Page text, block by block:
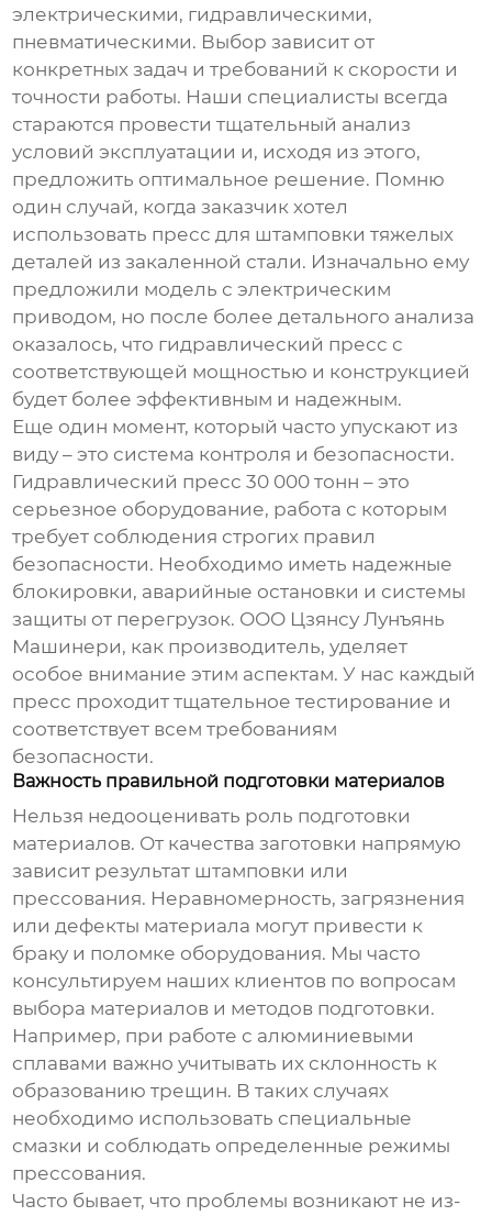
электрическими, гидравлическими,
пневматическими. Выбор зависит от
конкретных задач и требований к скорости и
точности работы. Наши специалисты всегда
стараются провести тщательный анализ
условий эксплуатации и, исходя из этого,
предложить оптимальное решение. Помню
один случай, когда заказчик хотел
использовать пресс для штамповки тяжелых
деталей из закаленной стали. Изначально ему
предложили модель с электрическим
приводом, но после более детального анализа
оказалось, что гидравлический пресс с
соответствующей мощностью и конструкцией
будет более эффективным и надежным.
Еще один момент, который часто упускают из
виду – это система контроля и безопасности.
Гидравлический пресс 30 000 тонн – это
серьезное оборудование, работа с которым
требует соблюдения строгих правил
безопасности. Необходимо иметь надежные
блокировки, аварийные остановки и системы
защиты от перегрузок. ООО Цзянсу Лунъянь
Машинери, как производитель, уделяет
особое внимание этим аспектам. У нас каждый
пресс проходит тщательное тестирование и
соответствует всем требованиям
безопасности.
Важность правильной подготовки материалов
Нельзя недооценивать роль подготовки
материалов. От качества заготовки напрямую
зависит результат штамповки или
прессования. Неравномерность, загрязнения
или дефекты материала могут привести к
браку и поломке оборудования. Мы часто
консультируем наших клиентов по вопросам
выбора материалов и методов подготовки.
Например, при работе с алюминиевыми
сплавами важно учитывать их склонность к
образованию трещин. В таких случаях
необходимо использовать специальные
смазки и соблюдать определенные режимы
прессования.
Часто бывает, что проблемы возникают не из-